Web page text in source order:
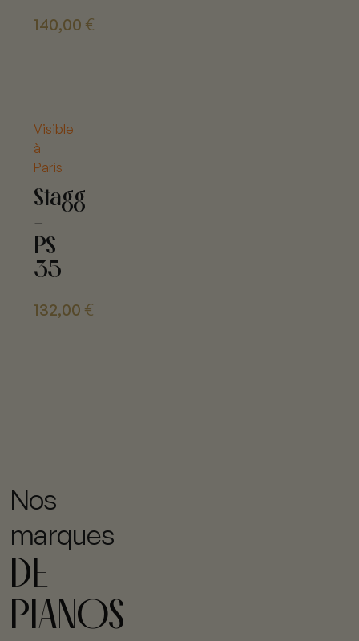
140,00 €
Visible
à
Paris
Stagg
-
PS
35
132,00 €
Nos
marques
DE
PIANOS